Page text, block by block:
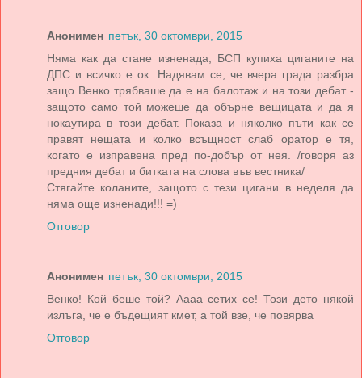
Анонимен петък, 30 октомври, 2015
Няма как да стане изненада, БСП купиха циганите на
ДПС и всичко е ок. Надявам се, че вчера града разбра
защо Венко трябваше да е на балотаж и на този дебат -
защото само той можеше да обърне вещицата и да я
нокаутира в този дебат. Показа и няколко пъти как се
правят нещата и колко всъщност слаб оратор е тя,
когато е изправена пред по-добър от нея. /говоря аз
предния дебат и битката на слова във вестника/
Стягайте коланите, защото с тези цигани в неделя да
няма още изненади!!! =)
Отговор
Анонимен петък, 30 октомври, 2015
Венко! Кой беше той? Аааа сетих се! Този дето някой
излъга, че е бъдещият кмет, а той взе, че повярва
Отговор